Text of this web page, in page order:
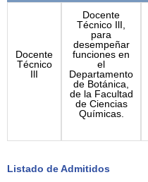
Docente
Técnico
IlI
Docente
Técnico IlI,
para
desempeñar
funciones en
el
Departamento
de Botánica,
de la Facultad
de Ciencias
Químicas.
Listado de Admitidos